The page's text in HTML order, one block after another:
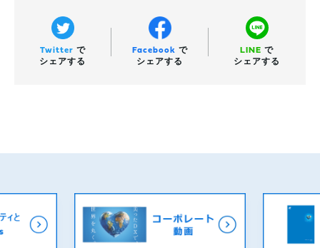
Twitter で
シェアする
Facebook で
シェアする
LINE で
シェアする